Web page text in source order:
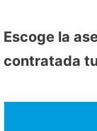
Escoge la
contratada